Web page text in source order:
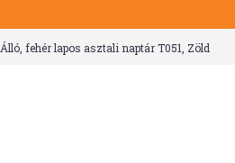
Álló, fehér lapos asztali naptár T051, Zöld